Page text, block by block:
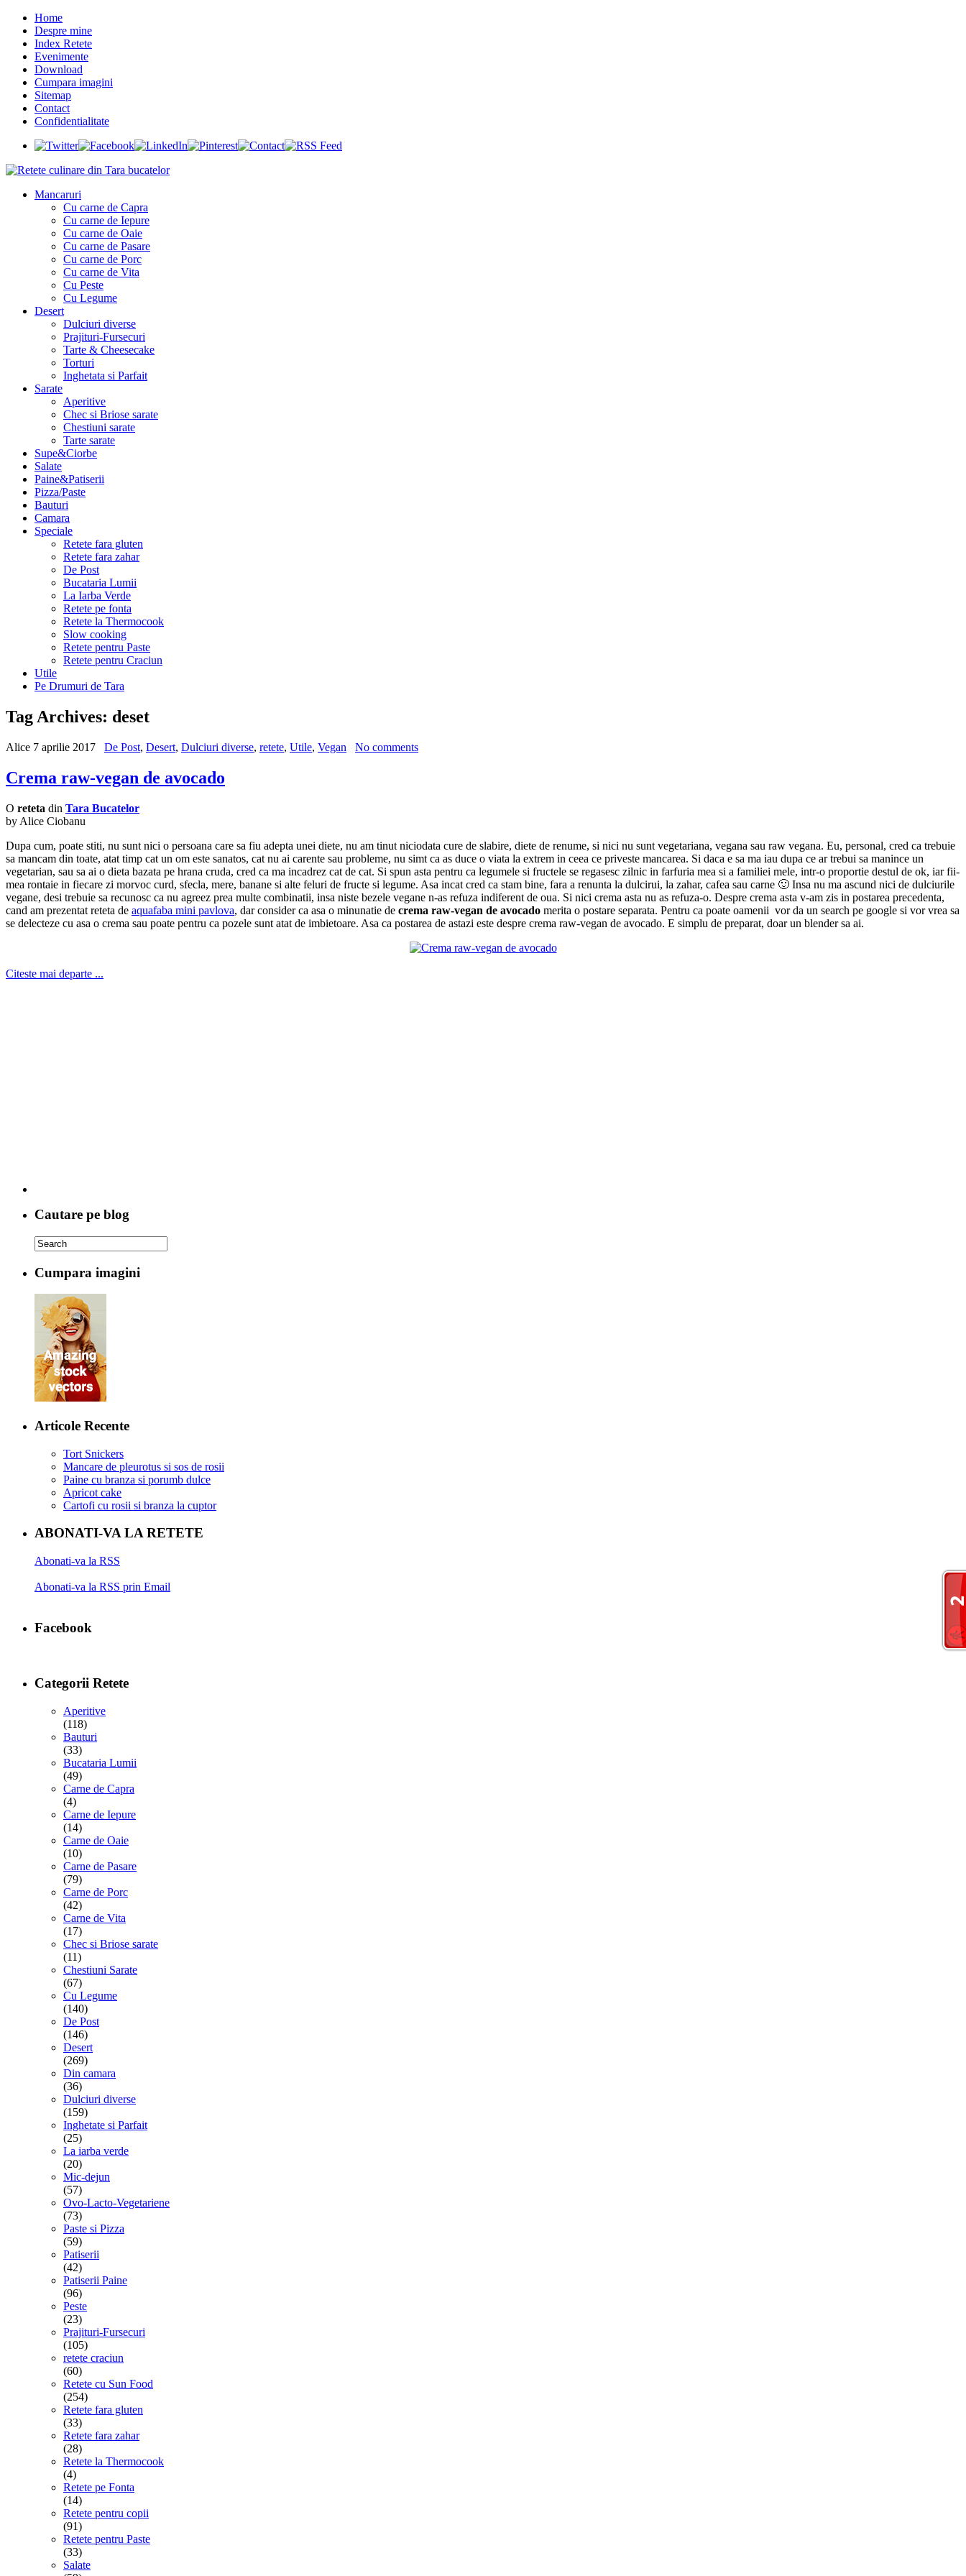
Home
Despre mine
Index Retete
Evenimente
Download
Cumpara imagini
Sitemap
Contact
Confidentialitate
Mancaruri
Cu carne de Capra
Cu carne de Iepure
Cu carne de Oaie
Cu carne de Pasare
Cu carne de Porc
Cu carne de Vita
Cu Peste
Cu Legume
Desert
Dulciuri diverse
Prajituri-Fursecuri
Tarte & Cheesecake
Torturi
Inghetata si Parfait
Sarate
Aperitive
Chec si Briose sarate
Chestiuni sarate
Tarte sarate
Supe&Ciorbe
Salate
Paine&Patiserii
Pizza/Paste
Bauturi
Camara
Speciale
Retete fara gluten
Retete fara zahar
De Post
Bucataria Lumii
La Iarba Verde
Retete pe fonta
Retete la Thermocook
Slow cooking
Retete pentru Paste
Retete pentru Craciun
Utile
Pe Drumuri de Tara
Tag Archives: deset
Alice 7 aprilie 2017 De Post, Desert, Dulciuri diverse, retete, Utile, Vegan No comments
Crema raw-vegan de avocado
O reteta din Tara Bucatelor
by Alice Ciobanu
Dupa cum, poate stiti, nu sunt nici o persoana care sa fiu adepta unei diete, nu am tinut niciodata cure de slabire, diete de renume, si nici nu sunt vegetariana, vegana sau raw vegana. Eu, personal, cred ca trebuie
sa mancam din toate, atat timp cat un om este sanatos, cat nu ai carente sau probleme, nu simt ca as duce o viata la extrem in ceea ce priveste mancarea. Si daca e sa ma iau dupa ce ar trebui sa manince un
vegetarian, sau sa ai o dieta bazata pe hrana cruda, cred ca ma incadrez cat de cat. Si spun asta pentru ca legumele si fructele se regasesc zilnic in farfuria mea si a familiei mele, intr-o proportie destul de ok, iar fii-
mea rontaie in fiecare zi morvoc curd, sfecla, mere, banane si alte feluri de fructe si legume. Asa incat cred ca stam bine, fara a renunta la dulcirui, la zahar, cafea sau carne 🙂 Insa nu ma ascund nici de dulciurile
vegane, desi trebuie sa recunosc ca nu agreez prea multe combinatii, insa niste bezele vegane n-as refuza indiferent de oua. Si nici crema asta nu as refuza-o. Despre crema asta v-am zis in postarea precedenta,
cand am prezentat reteta de aquafaba mini pavlova, dar consider ca asa o minunatie de crema raw-vegan de avocado merita o postare separata. Pentru ca poate oamenii vor da un search pe google si vor vrea sa
se delecteze cu asa o crema sau poate pentru ca pozele sunt atat de imbietoare. Asa ca postarea de astazi este despre crema raw-vegan de avocado. E simplu de preparat, doar un blender sa ai.
Citeste mai departe ...
Cautare pe blog
Cumpara imagini
Articole Recente
Tort Snickers
Mancare de pleurotus si sos de rosii
Paine cu branza si porumb dulce
Apricot cake
Cartofi cu rosii si branza la cuptor
ABONATI-VA LA RETETE
Abonati-va la RSS
Abonati-va la RSS prin Email
Facebook
Categorii Retete
Aperitive
(118)
Bauturi
(33)
Bucataria Lumii
(49)
Carne de Capra
(4)
Carne de Iepure
(14)
Carne de Oaie
(10)
Carne de Pasare
(79)
Carne de Porc
(42)
Carne de Vita
(17)
Chec si Briose sarate
(11)
Chestiuni Sarate
(67)
Cu Legume
(140)
De Post
(146)
Desert
(269)
Din camara
(36)
Dulciuri diverse
(159)
Inghetate si Parfait
(25)
La iarba verde
(20)
Mic-dejun
(57)
Ovo-Lacto-Vegetariene
(73)
Paste si Pizza
(59)
Patiserii
(42)
Patiserii Paine
(96)
Peste
(23)
Prajituri-Fursecuri
(105)
retete craciun
(60)
Retete cu Sun Food
(254)
Retete fara gluten
(33)
Retete fara zahar
(28)
Retete la Thermocook
(4)
Retete pe Fonta
(14)
Retete pentru copii
(91)
Retete pentru Paste
(33)
Salate